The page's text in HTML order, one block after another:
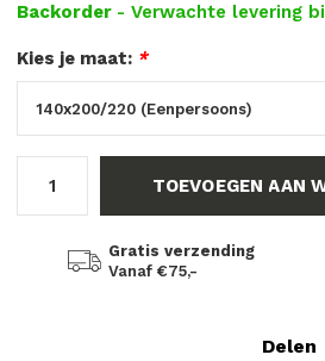
Backorder - Verwachte levering
Kies je maat: *
TOEVOEGEN AAN
Gratis verzending
Vanaf €75,-
Delen